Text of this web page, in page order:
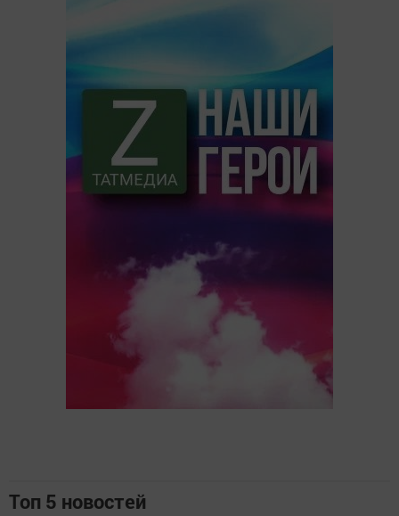
Топ 5 новостей